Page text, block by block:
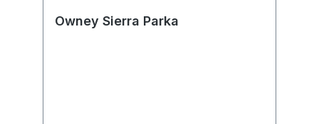
Owney Sierra Parka